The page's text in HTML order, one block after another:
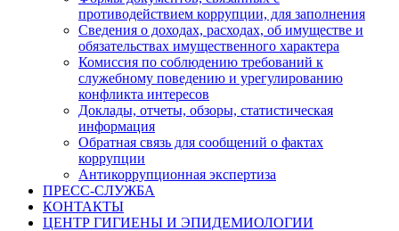
противодействием коррупции, для заполнения
Сведения о доходах, расходах, об имуществе и
обязательствах имущественного характера
Комиссия по соблюдению требований к
служебному поведению и урегулированию
конфликта интересов
Доклады, отчеты, обзоры, статистическая
информация
Обратная связь для сообщений о фактах
коррупции
Антикоррупционная экспертиза
ПРЕСС-СЛУЖБА
КОНТАКТЫ
ЦЕНТР ГИГИЕНЫ И ЭПИДЕМИОЛОГИИ